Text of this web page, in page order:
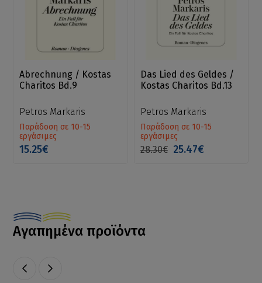
Abrechnung / Kostas
Charitos Bd.9
Petros Markaris
Παράδοση σε 10-15
εργάσιμες
15.25€
Das Lied des Geldes /
Kostas Charitos Bd.13
Petros Markaris
Παράδοση σε 10-15
εργάσιμες
28.30€ 25.47€
Αγαπημένα προϊόντα